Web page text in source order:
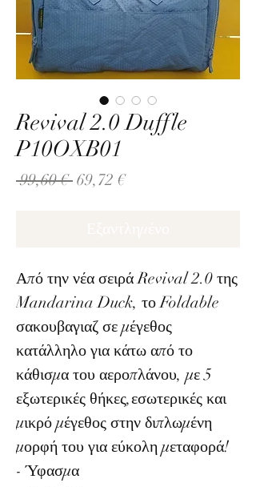
Revival 2.0 Duffle
P10OXB01
99,60 € Κανονική
69,72 €Τιμή
Από την νέα σειρά Revival 2.0 της
Mandarina Duck, το Foldable
σακουβαγιαζ σε μέγεθος
κατάλληλο για κάτω από το
κάθισμα του αεροπλάνου, με 5
εξωτερικές θήκες,εσωτερικές και
μικρό μέγεθος στην διπλωμένη
μορφή του για εύκολη μεταφορά!
- Ύφασμα